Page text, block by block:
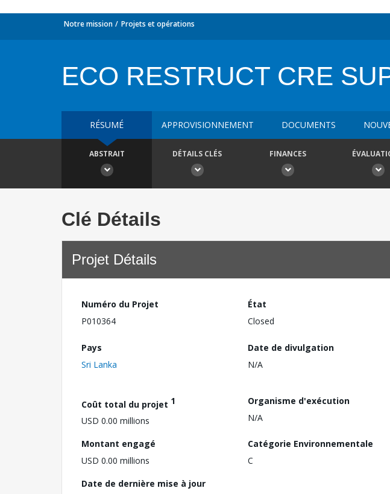
Notre mission Projets et opérations
ECO RESTRUCT CRE
RÉSUMÉ APPROVISIONNEMENT DOCUMENTS
ABSTRAIT DÉTAILS CLÉS FINANCES
Clé Détails
Projet Détails
Numéro du Projet
P010364
État
Closed
Pays
Sri Lanka
Date de divulgation
N/A
Coût total du projet 1
USD 0.00 millions
Organisme d'exécution
N/A
Montant engagé
USD 0.00 millions
Catégorie Environnementale
C
Date de dernière mise à jour